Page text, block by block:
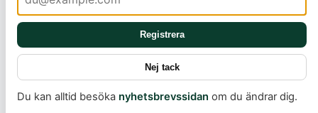
Dessutom vill EU öka standardiseringen, kanske
genom att införa en frivillig mall för hur företag
beskriver sina strategier för att minska utsläppen
och anpassa sig till miljökraven. Det finns också ett
ESRS, SFDR och benchmarkförordningen, vars olika
Registrera
Nej tack
Du kan alltid besöka nyhetsbrevssidan om du ändrar dig.